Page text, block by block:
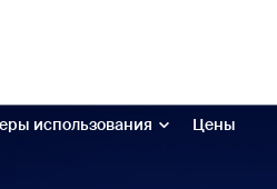
использования Цены